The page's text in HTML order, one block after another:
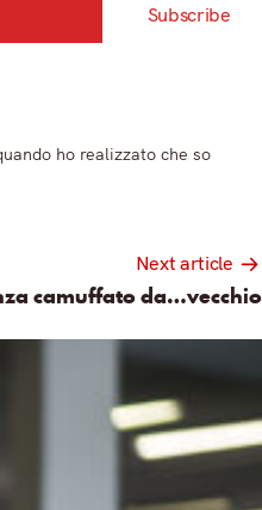
Subscribe
ho realizzato che so
Next article
camuffato da…vecchio